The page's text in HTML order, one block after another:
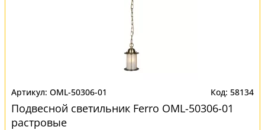
OML-50306-01 58134
Подвесной светильник Ferro OML-50306-01
растровые